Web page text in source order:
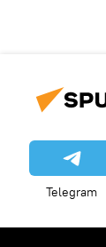
Telegram